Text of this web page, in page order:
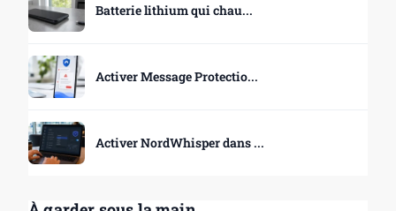
Batterie lithium qui chau...
Activer Message Protectio...
Activer NordWhisper dans ...